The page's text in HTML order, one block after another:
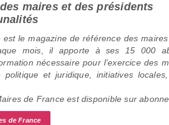
maires et des présidents
est le magazine de référence des
mois, il apporte à ses 15 000
nécessaire pour l’exercice des
politique et juridique, initiatives
de France est disponible sur
de France